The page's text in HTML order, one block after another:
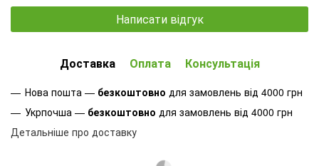
Написати відгук
Доставка Оплата Консультація
Нова пошта — безкоштовно для замовлень від 4000 грн
Укрпочша — безкоштовно для замовлень від 4000 грн
Детальніше про доставку